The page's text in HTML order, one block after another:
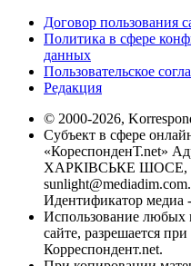
Договор пользования
Политика в сфере
данных
Пользовательское
Редакция
© 2000-2026,
Субъект в сфере
«КореспонденТ.net»
ХАРКІВСЬКЕ ШОСЕ,
Идентификатор медиа
Использование любых
сайте, разрешается
Корреспондент.net.